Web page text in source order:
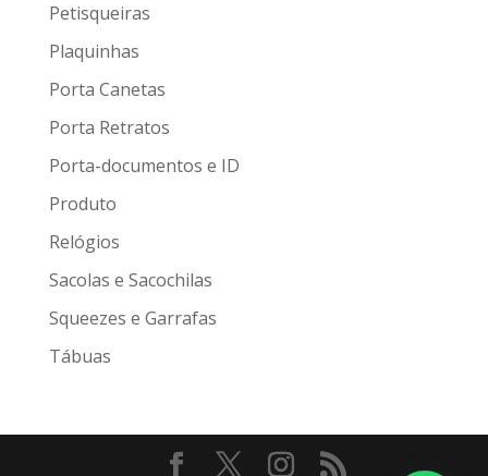
Petisqueiras
Plaquinhas
Porta Canetas
Porta Retratos
Porta-documentos e ID
Produto
Relógios
Sacolas e Sacochilas
Squeezes e Garrafas
Tábuas